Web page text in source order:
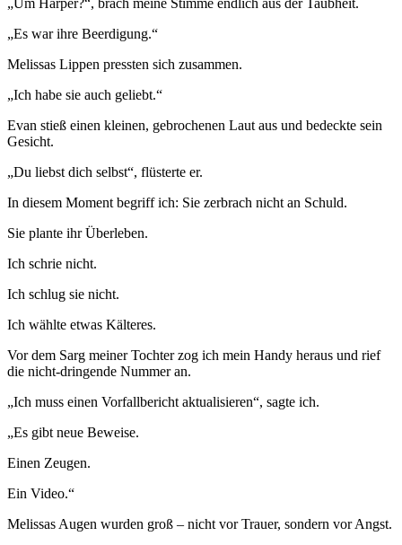
„Es war ihre Beerdigung.“
Melissas Lippen pressten sich zusammen.
„Ich habe sie auch geliebt.“
Evan stieß einen kleinen, gebrochenen Laut aus und bedeckte sein
Gesicht.
„Du liebst dich selbst“, flüsterte er.
In diesem Moment begriff ich: Sie zerbrach nicht an Schuld.
Sie plante ihr Überleben.
Ich schrie nicht.
Ich schlug sie nicht.
Ich wählte etwas Kälteres.
Vor dem Sarg meiner Tochter zog ich mein Handy heraus und rief
die nicht-dringende Nummer an.
„Ich muss einen Vorfallbericht aktualisieren“, sagte ich.
„Es gibt neue Beweise.
Einen Zeugen.
Ein Video.“
Melissas Augen wurden groß – nicht vor Trauer, sondern vor Angst.